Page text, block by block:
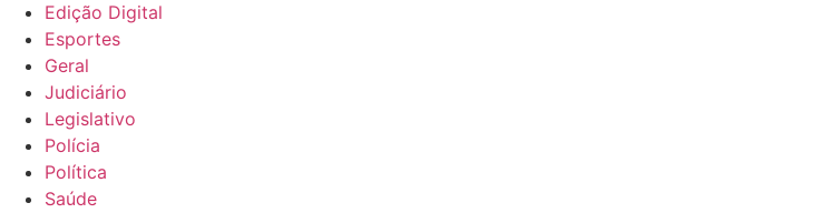
Edição Digital
Esportes
Geral
Judiciário
Legislativo
Polícia
Política
Saúde